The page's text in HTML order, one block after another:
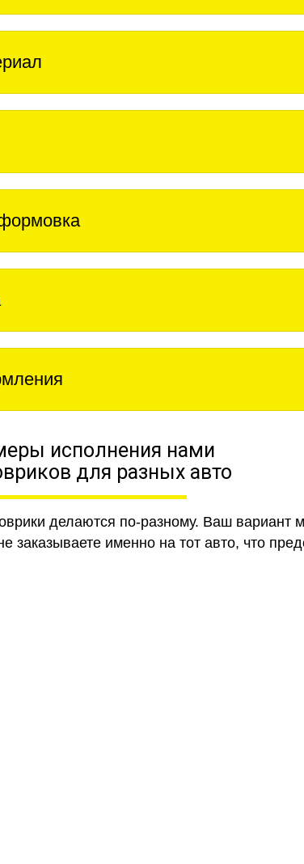
исполнения нами
для разных авто
делаются по-разному. Ваш вариант
именно на тот авто, что